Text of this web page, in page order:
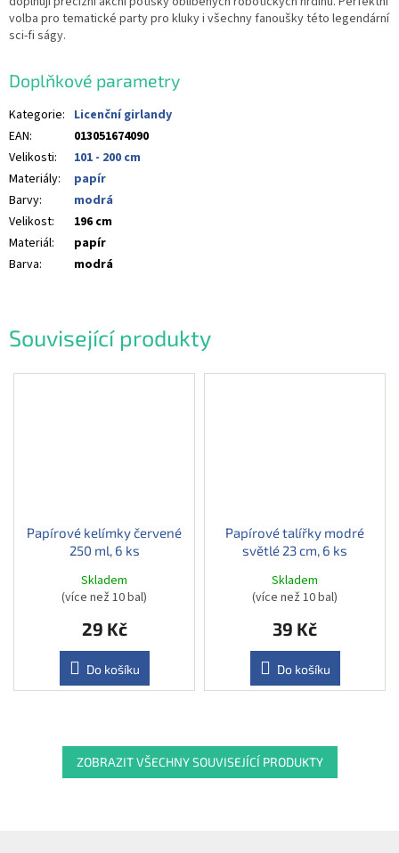
Související produkty
Papírové kelímky červené
250 ml, 6 ks
Skladem
(více než 10 bal)
29 Kč
Do košíku
Papírové talířky modré
světlé 23 cm, 6 ks
Skladem
(více než 10 bal)
39 Kč
Do košíku
ZOBRAZIT VŠECHNY SOUVISEJÍCÍ PRODUKTY
volba pro tematické party pro kluky i všechny fanoušky této legendární
sci-fi ságy.
Doplňkové parametry
Kategorie: Licenční girlandy
EAN:
013051674090
Velikosti:
101 - 200 cm
Materiály:
papír
Barvy:
modrá
Velikost:
196 cm
Materiál:
papír
Barva: modrá